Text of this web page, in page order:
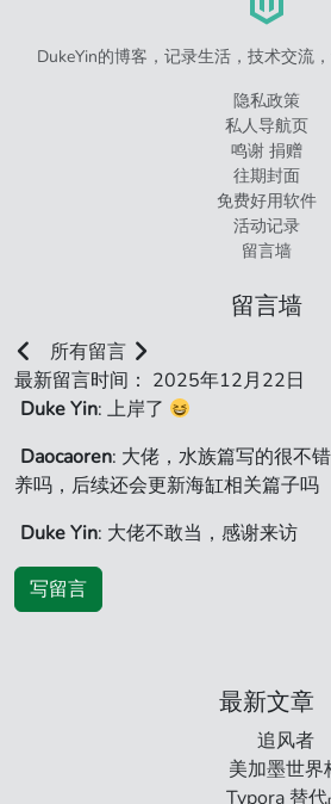
DukeYin的博客，记录生活，技术交流
隐私政策
私人导航页
鸣谢 捐赠
往期封面
免费好用软件
活动记录
留言墙
留言墙
所有留言
最新留言时间： 2025年12月22日
Duke Yin: 上岸了
Daocaoren: 大佬，水族篇写的很不
养吗，后续还会更新海缸相关篇子吗
Duke Yin: 大佬不敢当，感谢来访
写留言
最新文章
追风者
美加墨世界
Typora 替